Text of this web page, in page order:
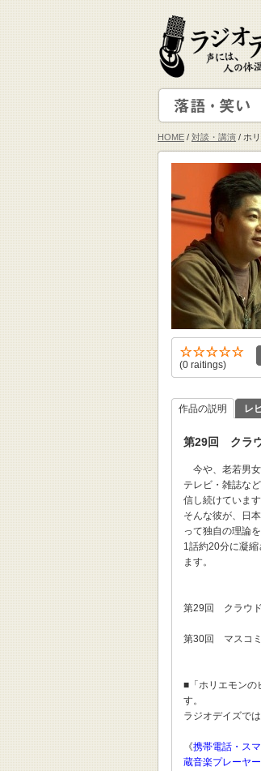
HOME / 対談・講演 / ホ
(0 raitings)
作品の説明 レ
第29回 クラ
今や、老若男女
テレビ・雑誌な
信し続けています
そんな彼が、日
って独自の理論
1話約20分に凝
ます。
第29回 クラウ
第30回 マスコミ
■「ホリエモンの
す。
ラジオデイズで
《携帯電話・ス
蔵音楽プレーヤ